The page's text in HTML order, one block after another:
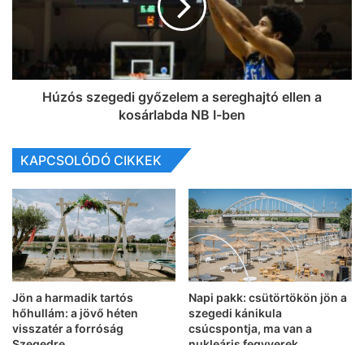
Húzós szegedi győzelem a sereghajtó ellen a
kosárlabda NB I-ben
KAPCSOLÓDÓ CIKKEK
Jön a harmadik tartós
hőhullám: a jövő héten
visszatér a forróság
Napi pakk: csütörtökön jön a
szegedi kánikula
csúcspontja, ma van a